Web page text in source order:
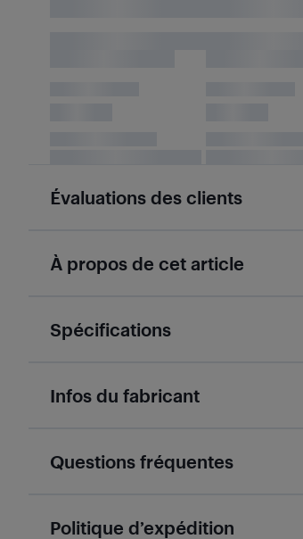
Évaluations des clients
À propos de cet article
Spécifications
Infos du fabricant
Questions fréquentes
Politique d’expédition